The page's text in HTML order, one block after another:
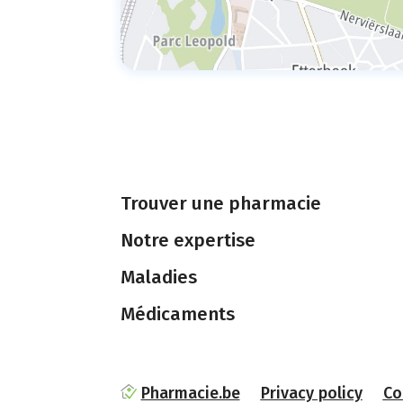
Trouver une pharmacie
Notre expertise
Maladies
Médicaments
Pharmacie.be Privacy policy